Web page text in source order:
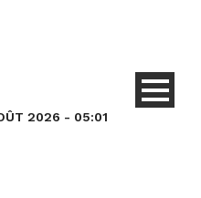
2026 - 05:01
0